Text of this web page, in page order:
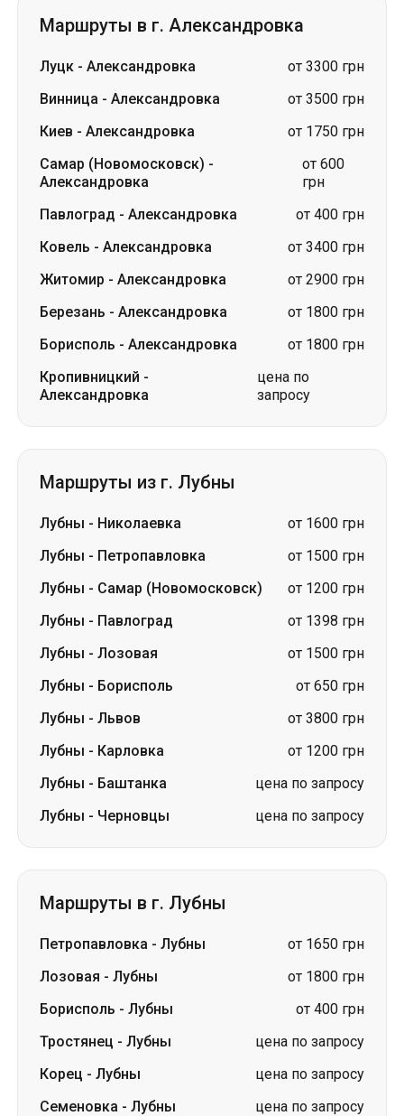
Маршруты в г. Александровка
Луцк - Александровка
от 3300 грн
Винница - Александровка
от 3500 грн
Киев - Александровка
от 1750 грн
Самар (Новомосковск) -
Александровка
от 600
грн
Павлоград - Александровка
от 400 грн
Ковель - Александровка
от 3400 грн
Житомир - Александровка
от 2900 грн
Березань - Александровка
от 1800 грн
Борисполь - Александровка
от 1800 грн
Кропивницкий -
Александровка
цена по
запросу
Маршруты из г. Лубны
Лубны - Николаевка
от 1600 грн
Лубны - Петропавловка
от 1500 грн
Лубны - Самар (Новомосковск)
от 1200 грн
Лубны - Павлоград
от 1398 грн
Лубны - Лозовая
от 1500 грн
Лубны - Борисполь
от 650 грн
Лубны - Львов
от 3800 грн
Лубны - Карловка
от 1200 грн
Лубны - Баштанка
цена по запросу
Лубны - Черновцы цена по запросу
Маршруты в г. Лубны
Петропавловка - Лубны
от 1650 грн
Лозовая - Лубны
от 1800 грн
Борисполь - Лубны
от 400 грн
Тростянец - Лубны
цена по запросу
Корец - Лубны
цена по запросу
Семеновка - Лубны
цена по запросу